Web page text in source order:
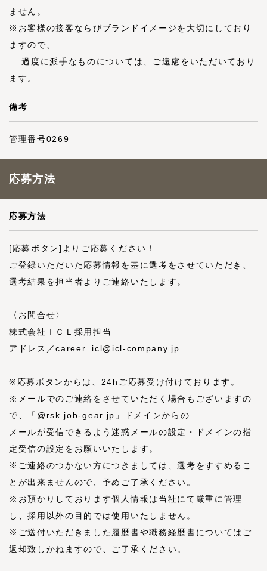
ません。
※お客様の接客ならびブランドイメージを大切にしており
ますので、
過度に派手なものについては、ご遠慮をいただいており
ます。
備考
管理番号0269
応募方法
応募方法
[応募ボタン]よりご応募ください！
ご登録いただいた応募情報を基に選考をさせていただき、
選考結果を担当者よりご連絡いたします。
〈お問合せ〉
株式会社ＩＣＬ採用担当
アドレス／career_icl@icl-company.jp
※応募ボタンからは、24hご応募受け付けております。
※メールでのご連絡をさせていただく場合もございますの
で、「@rsk.job-gear.jp」ドメインからの
メールが受信できるよう迷惑メールの設定・ドメインの指
定受信の設定をお願いいたします。
※ご連絡のつかない方につきましては、選考をすすめるこ
とが出来ませんので、予めご了承ください。
※お預かりしております個人情報は当社にて厳重に管理
し、採用以外の目的では使用いたしません。
※ご送付いただきました履歴書や職務経歴書についてはご
返却致しかねますので、ご了承ください。